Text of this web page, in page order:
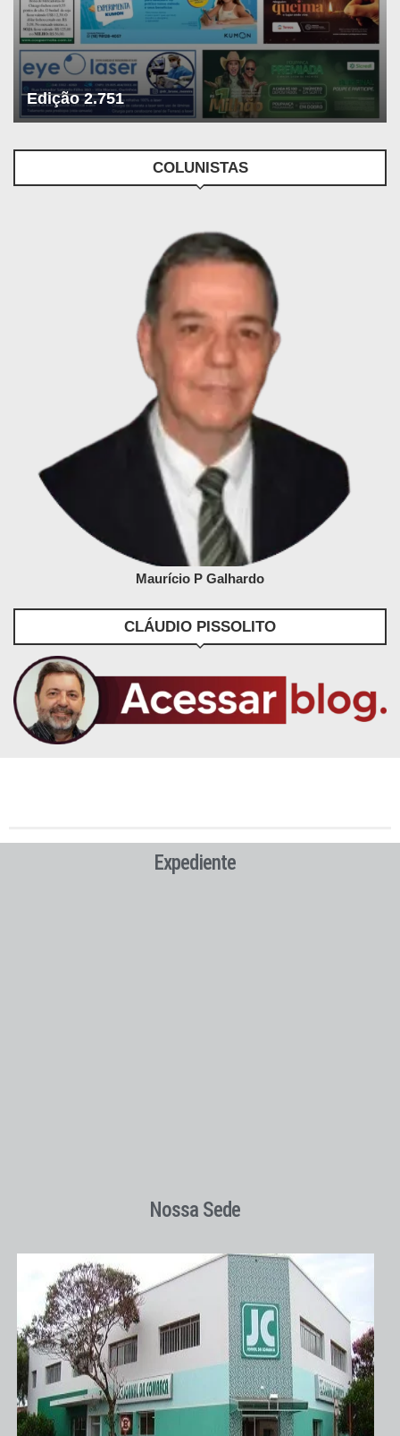
Edição 2.751
COLUNISTAS
Maurício P Galhardo
CLÁUDIO PISSOLITO
Expediente
Nossa Sede